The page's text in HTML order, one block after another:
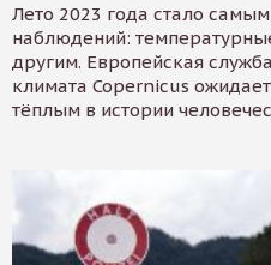
Лето 2023 года стало
наблюдений:
другим. Европейская
климата Copernicus
тёплым в истории